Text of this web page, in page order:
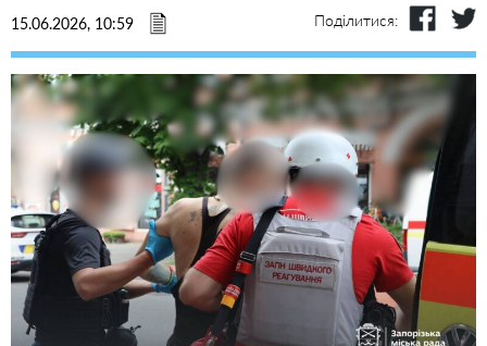
15.06.2026, 10:59 Поділитися: